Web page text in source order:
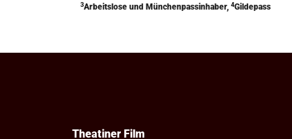
3Arbeitslose und Münchenpassinhaber, 4Gildepass
Theatiner Film